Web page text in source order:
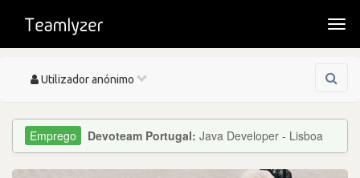
Toggle
Utilizador anónimo
Devoteam Portugal: Java Developer - Lisboa